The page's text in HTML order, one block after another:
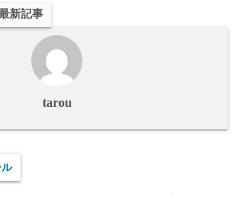
新記事
tarou